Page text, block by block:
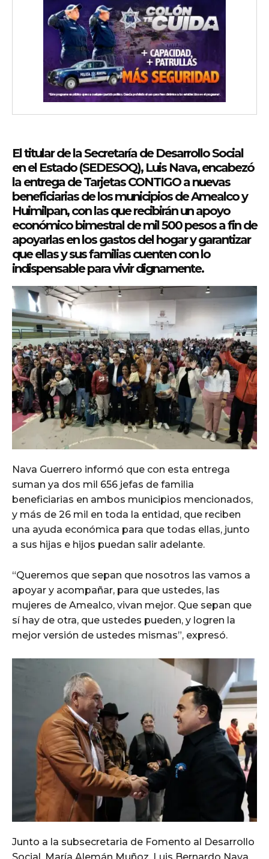
El titular de la Secretaría de Desarrollo Social
en el Estado (SEDESOQ), Luis Nava, encabezó
la entrega de Tarjetas CONTIGO a nuevas
beneficiarias de los municipios de Amealco y
Huimilpan, con las que recibirán un apoyo
económico bimestral de mil 500 pesos a fin de
apoyarlas en los gastos del hogar y garantizar
que ellas y sus familias cuenten con lo
indispensable para vivir dignamente.
Nava Guerrero informó que con esta entrega
suman ya dos mil 656 jefas de familia
beneficiarias en ambos municipios mencionados,
y más de 26 mil en toda la entidad, que reciben
una ayuda económica para que todas ellas, junto
a sus hijas e hijos puedan salir adelante.
“Queremos que sepan que nosotros las vamos a
apoyar y acompañar, para que ustedes, las
mujeres de Amealco, vivan mejor. Que sepan que
sí hay de otra, que ustedes pueden, y logren la
mejor versión de ustedes mismas”, expresó.
Junto a la subsecretaria de Fomento al Desarrollo